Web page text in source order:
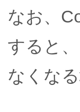
なお、
すると
なくな